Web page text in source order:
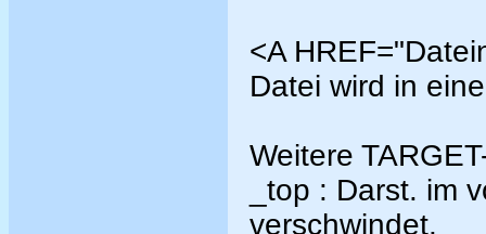
<A
Datei wird in
Weitere
_top : Darst. im
verschwindet.